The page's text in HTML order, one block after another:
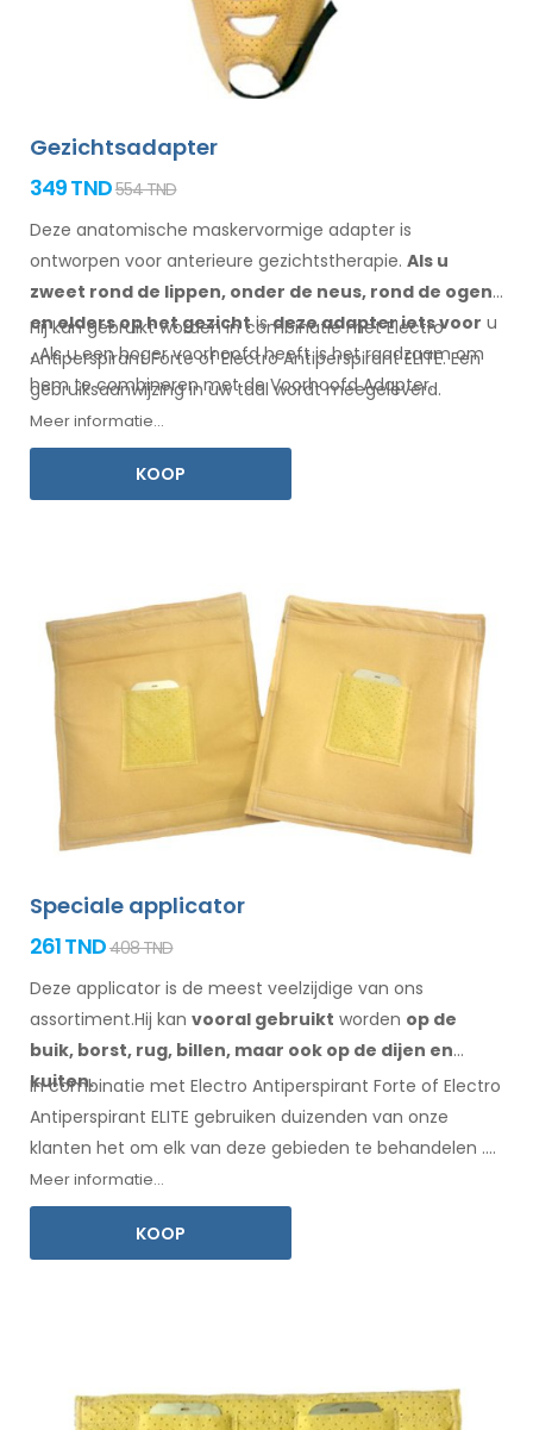
Gezichtsadapter
349 TND554 TND
Deze anatomische maskervormige adapter is
ontworpen voor anterieure gezichtstherapie. Als u
zweet rond de lippen, onder de neus, rond de ogen
en eldersop het gezichtisdeze adapterietsvoor u
. Alsueenhoger voorhoofd heeft is het raadzaam om
hem te combinerenmetde VoorhoofdAdapter.
Hij kan gebruikt worden in combinatie met Electro
Antiperspirant Forte of Electro Antiperspirant ELITE. Een
gebruiksaanwijzing in uwtaal wordt meegeleverd.
Meer informatie...
KOOP
Speciale applicator
261 TND408 TND
Deze applicator is de meest veelzijdige van ons
assortiment.Hij kan vooral gebruikt worden op de
buik, borst, rug, billen, maar ook op de dijen en
kuiten.
In combinatie met Electro Antiperspirant Forte of Electro
Antiperspirant ELITE gebruiken duizenden van onze
klanten het om elk van deze gebieden te behandelen .
Eengebruiksaanwijzing
Meer informatie...
KOOP